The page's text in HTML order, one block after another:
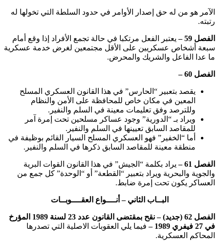
الآمر هو من له حق إصدار الأوامر في حدود السلطة التي تخولها له
رتبته.
الفصل 59 –
يعتبر الفعل مرتكبا في حالة تجمع الأفراد إذا وقع أمام
سبعة أشخاص عسكريين على الأقل مجتمعين لغرض خدمة عسكرية
ما عدا الفاعل والشريك والمحرض.
الفصل 60 –
يقصد بتعبير “الحارس” في هذا القانون العسكري المسلح
المعين في مكان خاص للمحافظة على الأمن والنظام
وللترصد وفق تعليمات معينة في السلم والنفير.
ويراد بـ “الدورية” وجود عساكر مسلحين تحت إمرة آمر
للمقاصد السابق تعيينها في السلم والنفير.
أما “الخفير” فهو العسكري المسلح السيار القائم بوظيفة في
منطقة معينة للمقاصد السابق ذكرها في السلم والنفير.
الفصل 61 –
يراد بكلمة “الجيش” في هذا القانون القوات البرية
والجوية والبحرية ويراد بتعبير “القطعة” أو “الوحدة” كل جمع من
العساكر يكون تحت إمرة ضابط.
البــاب الثاني – أنــــواع العقــــوبــات
الفصل 62 (جديد) – نقح بمقتضى القانون عدد 23 لسنة 1989 المؤرخ
في 27 فيفري 1989 –
فيما يلي العقوبات الاصلية التي تصدرها
المحاكم العسكرية.